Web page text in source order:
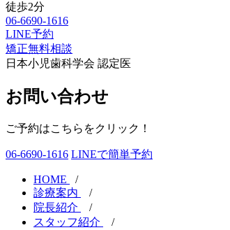
徒歩2分
06-6690-1616
LINE予約
矯正無料相談
日本小児歯科学会 認定医
お問い合わせ
ご予約はこちらをクリック！
06-6690-1616 LINEで簡単予約
HOME
/
診療案内
/
院長紹介
/
スタッフ紹介
/